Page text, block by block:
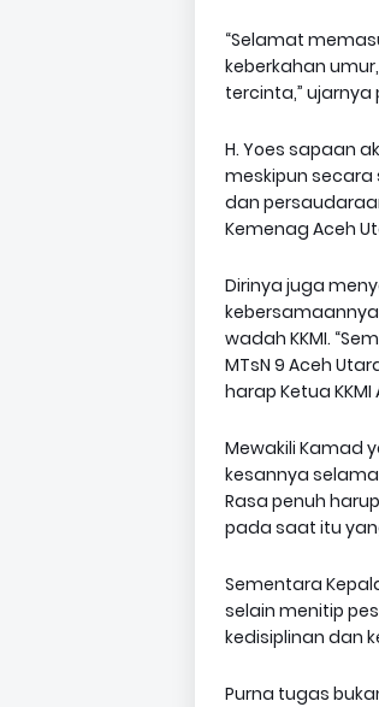
“Selamat
keberkahan
tercinta,” ujarnya
H. Yoes sapaan
meskipun
dan
Kemenag Aceh
Dirinya juga
kebersamaannya
wadah KKMI.
MTsN 9 Aceh
harap Ketua KKMI
Mewakili Kamad
kesannya
Rasa penuh
pada saat itu
Sementara
selain menitip
kedisiplinan dan
Purna tugas